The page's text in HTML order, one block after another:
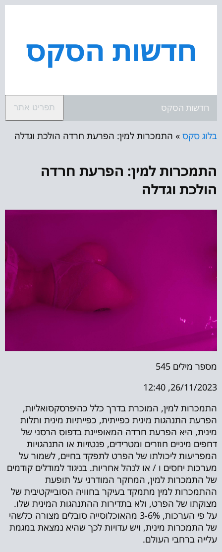
חדשות הסקס
חדשות הסקס תפריט אתר
בלוג סקס » התמכרות למין: הפרעת חרדה הולכת וגדלה
התמכרות למין: הפרעת חרדה
הולכת וגדלה
מספר מילים 545
26/11/2023, 12:40
התמכרות למין, המוכרת בדרך כלל כהיפרסקסואליות,
הפרעת התנהגות מינית כפייתית, כפייתיות מינית ותלות
מינית, היא הפרעת חרדה המאופיינת בדפוס הרסני של
דחפים מיניים חוזרים ומטרידים, פנטזיות או התנהגויות
המפריעות ליכולתו של הפרט לתפקד בחיים, לשמור על
מערכות יחסים ו / או לנהל אחריות. בניגוד למודלים קודמים
של התמכרות למין, המחקר המודרני על תופעת
ההתמכרות למין מתמקד בעיקר בחוויה הסובייקטיבית של
מצוקתו של הפרט, ולא בתדירות ההתנהגות המינית שלו.
על פי הערכות, 3-6% מהאוכלוסייה סובלים מצורה כלשהי
של התמכרות מינית, ויש עדויות לכך שהיא נמצאת במגמת
עלייה ברחבי העולם.